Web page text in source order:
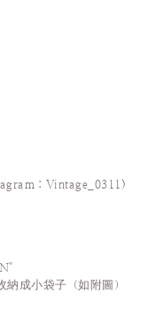
：Vintage_0311 )
成小袋子（如附圖）